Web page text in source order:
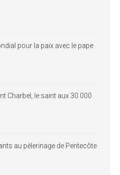
pour la paix avec le pape
Charbel, le saint aux 30 000
au pèlerinage de Pentecôte